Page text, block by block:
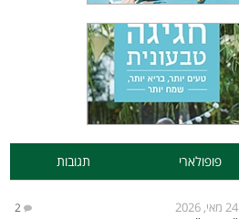
פופולארי תגובות
24 מאי, 2026 2